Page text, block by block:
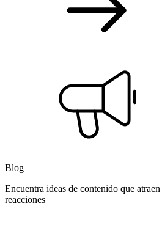
Blog
Encuentra ideas de contenido que
reacciones